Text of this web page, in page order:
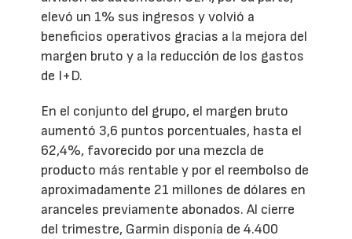
elevó un 1% sus ingresos y volvió a
beneficios operativos gracias a la mejora del
margen bruto y a la reducción de los gastos
de I+D.
En el conjunto del grupo, el margen bruto
aumentó 3,6 puntos porcentuales, hasta el
62,4%, favorecido por una mezcla de
producto más rentable y por el reembolso de
aproximadamente 21 millones de dólares en
aranceles previamente abonados. Al cierre
del trimestre, Garmin disponía de 4.400